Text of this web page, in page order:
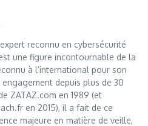
reconnu en cybersécurité
une figure incontournable de la
à l’international pour son
depuis plus de 30
ZATAZ.com en 1989 (et
en 2015), il a fait de ce
majeure en matière de veille,